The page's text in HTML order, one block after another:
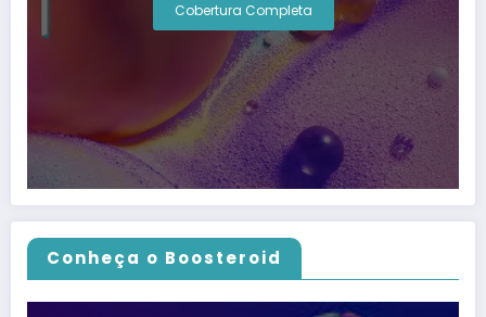
Cobertura Completa
Conheça o Boosteroid